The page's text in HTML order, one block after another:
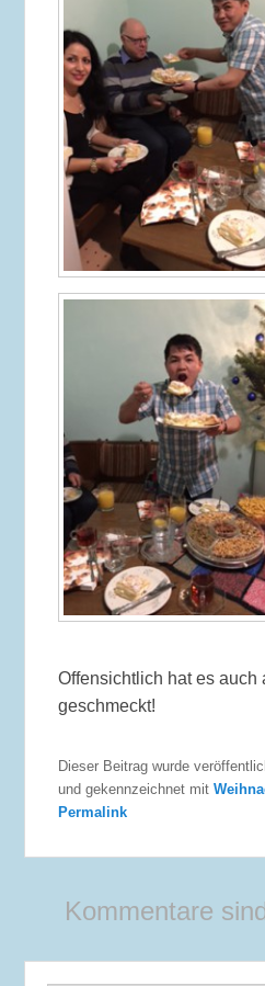
Offensichtlich hat es auch
geschmeckt!
Dieser Beitrag wurde
und gekennzeichnet mit
Permalink
Kommentare